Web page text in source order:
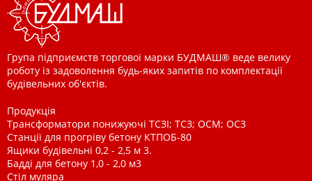
Група підприємств торгової марки БУДМАШ® веде велику
роботу із задоволення будь-яких запитів по комплектації
будівельних об'єктів.
Продукція
Трансформатори понижуючі ТСЗІ; ТСЗ; ОСМ; ОСЗ
Станції для прогріву бетону КТПОБ-80
Ящики будівельні 0,2 - 2,5 м 3.
Бадді для бетону 1,0 - 2,0 м3
Стіл муляра